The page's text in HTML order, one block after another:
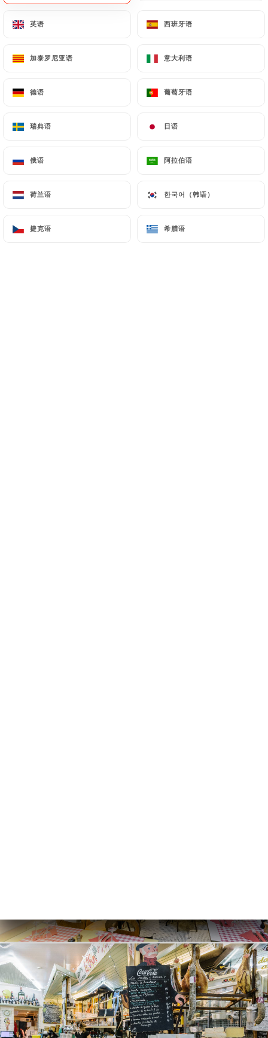
菜单
英语 西班牙语
加泰罗尼亚语 意大利语
德语 葡萄牙语
瑞典语 日语
俄语 阿拉伯语
荷兰语 한국어（韩语）
捷克语 希腊语
图库
英语 西班牙语
加泰罗尼亚语 意大利语
德语 葡萄牙语
瑞典语 日语
俄语 阿拉伯语
荷兰语 한국어（韩语）
捷克语 希腊语